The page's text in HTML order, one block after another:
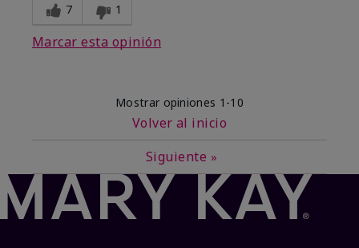
7 1
Marcar esta opinión
Mostrar opiniones 1-10
Volver al inicio
Siguiente »